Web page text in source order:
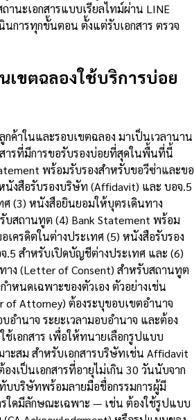
านะเอกสารแบบเรียลไทม์ผ่าน LINE
การทุกขั้นตอน ตั้งแต่รับเอกสาร ตรวจ
เขตฉลองใช้บริการบ่อย
กค้าในและรอบเขตฉลอง มาเป็นเวลานาน
ารที่มีการขอรับรองบ่อยที่สุดในพื้นที่นี้
พร้อมรับรองสำหรับขอวีซ่าและขอ
นังสือรับรองบริษัท (Affidavit) และ บอจ.5
(3) หนังสือยินยอมให้บุตรเดินทาง
บสถานทูต (4) Bank Statement พร้อม
เครดิตในต่างประเทศ (5) หนังสือรับรอง
สำหรับเปิดบัญชีต่างประเทศ และ (6)
ง (Letter of Consent) สำหรับสถานทูต
ำหนดเฉพาะของตัวเอง ตัวอย่างเช่น
of Attorney) ต้องระบุขอบเขตอำนาจ
อำนาจ ระยะเวลามอบอำนาจ และต้อง
ช้เอกสาร เพื่อให้ทนายเลือกรูปแบบ
ะสม สำหรับเอกสารบริษัทเช่น Affidavit
งเป็นเอกสารที่อายุไม่เกิน 30 วันนับจาก
บบริษัทพร้อมลายมือชื่อกรรมการผู้มี
รใดมีลักษณะเฉพาะ — เช่น ต้องใช้รูปแบบ